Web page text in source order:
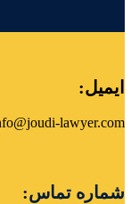
ایمیل:
lawyer.com
شماره تماس: